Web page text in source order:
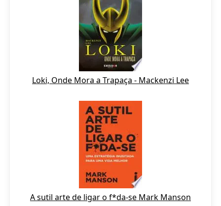
Loki, Onde Mora a Trapaça - Mackenzi Lee
A sutil arte de ligar o f*da-se Mark Manson